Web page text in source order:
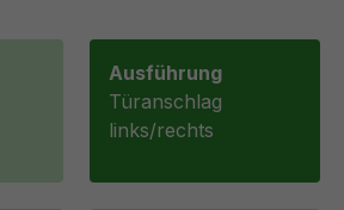
Ausführung
Türanschlag
links/rechts